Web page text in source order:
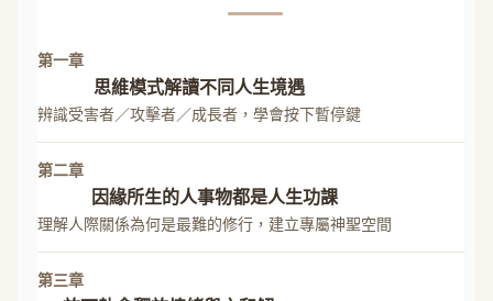
第一章
思維模式解讀不同人生境遇
辨識受害者／攻擊者／成長者，學會按下暫停鍵
第二章
因緣所生的人事物都是人生功課
理解人際關係為何是最難的修行，建立專屬神聖空間
第三章